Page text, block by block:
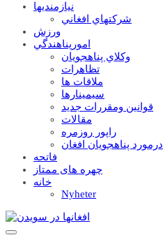
نيازمنديها
شرکتهاي افغاني
ورزش
امورپناهندگي
وکلاي پناهجويان
تظاهرات
ملاقات ها
سيمينارها
قوانين ومقررات جديد
مقالات
راپور روزمره
درمورد پناهجويان افغان
فاتحه
چهره های ممتاز
خانه
Nyheter